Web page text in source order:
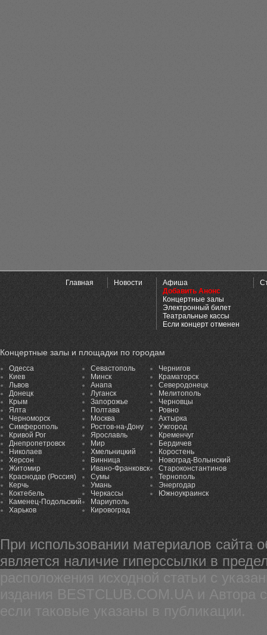
Главная Новости
Афиша
Добавить Анонс
Концертные залы
Электронный билет
Театральные кассы
Если концерт отменен
Концертные залы и площадки по городам
Одесса
Киев
Львов
Донецк
Крым
Ялта
Черноморск
Симферополь
Кривой Рог
Днепропетровск
Николаев
Херсон
Житомир
Краснодар (Россия)
Керчь
Коктебель
Каменец-Подольский
Харьков
Севастополь
Минск
Анапа
Луганск
Запорожье
Полтава
Москва
Ростов-на-Дону
Ярославль
Мир
Хмельницкий
Винница
Ивано-Франковск
Сумы
Умань
Черкассы
Мариуполь
Кировоград
Чернигов
Краматорск
Северодонецк
Мелитополь
Черновцы
Ровно
Ахтырка
Ужгород
Кременчуг
Бердичев
Коростень
Новоград-Волынский
Староконстантинов
Тернополь
Энергодар
Южноукраинск
При использовании материалов сайта
является наличие гиперссылки в
расположения исходной статьи с
издания BESTCLUB.COM.UA и Автора
если таковые указаны в публикации.